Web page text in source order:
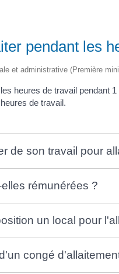
pendant les
et administrative (Première
heures de travail pendant
de travail.
de son travail pour
rémunérées ?
un local pour
congé